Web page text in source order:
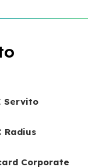
Servito
Radius
Corporate